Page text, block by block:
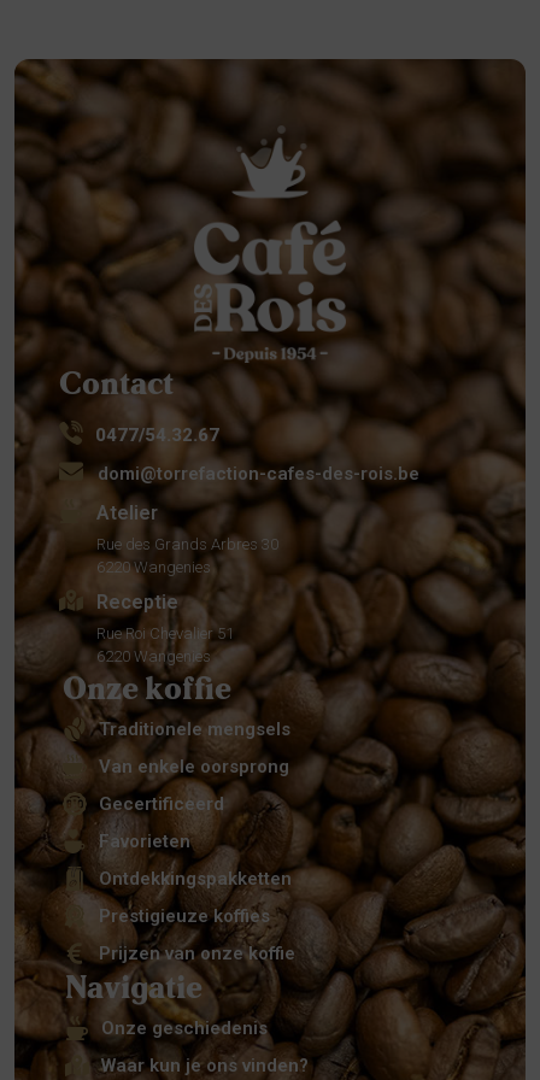
Contact
0477/54.32.67
domi@torrefaction-cafes-des-rois.be
Atelier
Rue des Grands Arbres 30
6220 Wangenies
Receptie
Rue Roi Chevalier 51
6220 Wangenies
Onze koffie
Traditionele mengsels
Van enkele oorsprong
Gecertificeerd
Favorieten
Ontdekkingspakketten
Prestigieuze koffies
Prijzen van onze koffie
Navigatie
Onze geschiedenis
Waar kun je ons vinden?